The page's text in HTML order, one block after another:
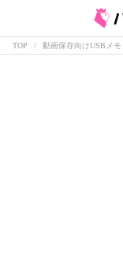
TOP 動画保存向けUSBメ